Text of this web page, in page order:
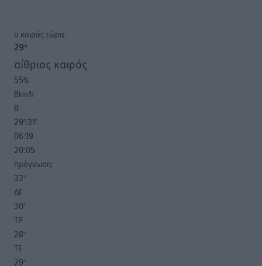
o καιρός τώρα:
29°
αίθριος καιρός
55%
8km/h
Β
29°/31°
06:19
20:05
πρόγνωση:
33°
ΔΕ
30°
ΤΡ
28°
ΤΕ
29°